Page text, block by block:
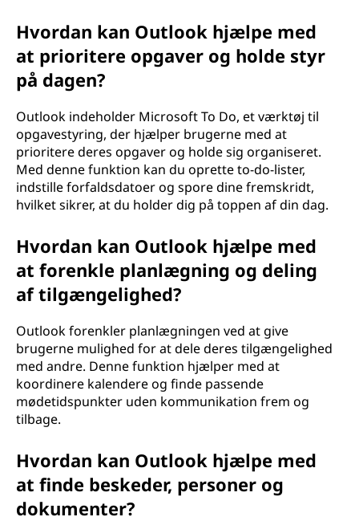
Hvordan kan Outlook hjælpe med
at prioritere opgaver og holde styr
på dagen?
Outlook indeholder Microsoft To Do, et værktøj til
opgavestyring, der hjælper brugerne med at
prioritere deres opgaver og holde sig organiseret.
Med denne funktion kan du oprette to-do-lister,
indstille forfaldsdatoer og spore dine fremskridt,
hvilket sikrer, at du holder dig på toppen af din dag.
Hvordan kan Outlook hjælpe med
at forenkle planlægning og deling
af tilgængelighed?
Outlook forenkler planlægningen ved at give
brugerne mulighed for at dele deres tilgængelighed
med andre. Denne funktion hjælper med at
koordinere kalendere og finde passende
mødetidspunkter uden kommunikation frem og
tilbage.
Hvordan kan Outlook hjælpe med
at finde beskeder, personer og
dokumenter?